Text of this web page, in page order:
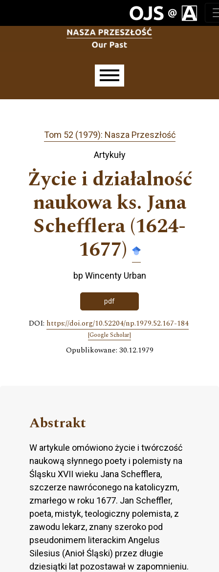
Tom 52 (1979): Nasza Przeszłość
Artykuły
Życie i działalność
naukowa ks. Jana
Schefflera (1624-
1677)
bp Wincenty Urban
pdf
DOI: https://doi.org/10.52204/np.1979.52.167-184
[Google Scholar]
Opublikowane: 30.12.1979
Abstrakt
W artykule omówiono życie i twórczość
naukową słynnego poety i polemisty na
Śląsku XVII wieku Jana Schefflera,
szczerze nawróconego na katolicyzm,
zmarłego w roku 1677. Jan Scheffler,
poeta, mistyk, teologiczny polemista, z
zawodu lekarz, znany szeroko pod
pseudonimem literackim Angelus
Silesius (Anioł Śląski) przez długie
dziesiątki lat pozostawał w zapomnieniu.